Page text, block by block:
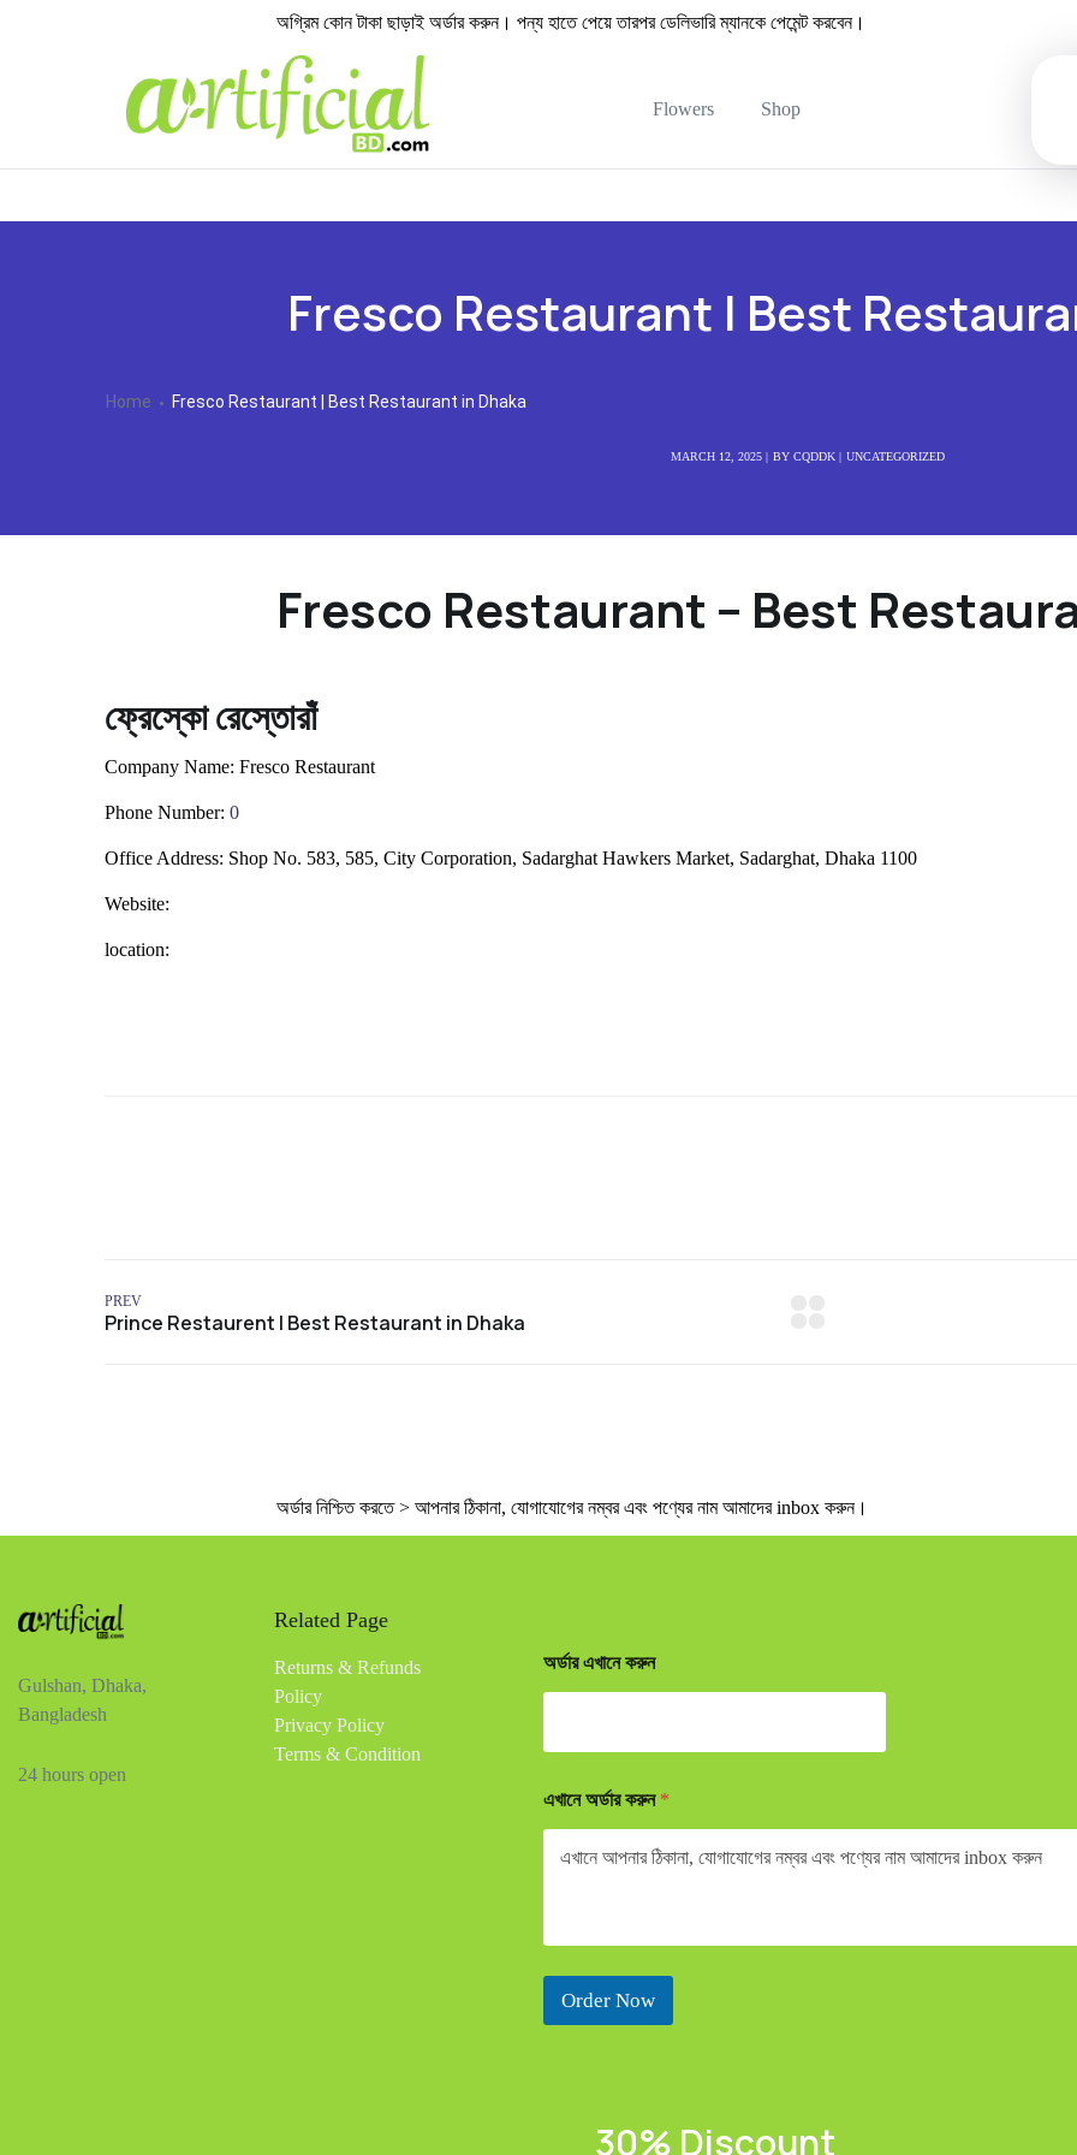
অগ্রিম কোন টাকা ছাড়াই অর্ডার করুন। পন্য হাতে পেয়ে তারপর ডেলিভারি ম্যানকে পেমেন্ট করবেন।
Flowers Shop
Fresco Restaurant | Best
Home Fresco Restaurant | Best Restaurant in Dhaka
MARCH 12, 2025 BY CQDDK UNCATEGORIZED
Fresco Restaurant – Best
ফ্রেস্কো রেস্তোরাঁ
Company Name: Fresco Restaurant
Phone Number: 0
Office Address: Shop No. 583, 585, City Corporation, Sadarghat Hawkers Market, Sadarghat, Dhaka 1100
Website:
location:
PREV
অর্ডার নিশ্চিত করতে > আপনার ঠিকানা, যোগাযোগের নম্বর এবং পণ্যের নাম আমাদের inbox করুন।
Gulshan, Dhaka,
Bangladesh
24 hours open
Related Page
Returns & Refunds
Policy
Privacy Policy
Terms & Condition
অর্ডার এখানে করুন
এখানে অর্ডার করুন *
Order Now
30% Discount